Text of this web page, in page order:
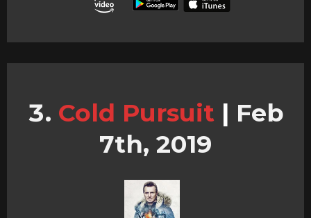
Cold Pursuit | Feb
7th, 2019